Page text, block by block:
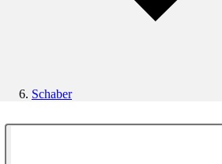
Schaber